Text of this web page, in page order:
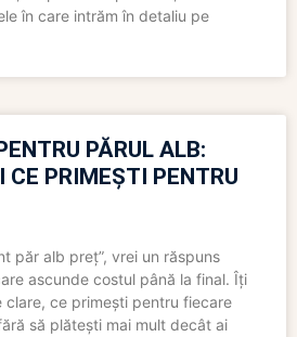
în care intrăm în detaliu pe
PĂRUL ALB:
CE PRIMEȘTI PENTRU
păr alb preț”, vrei un răspuns
ascunde costul până la final. Îți
clare, ce primești pentru fiecare
să plătești mai mult decât ai